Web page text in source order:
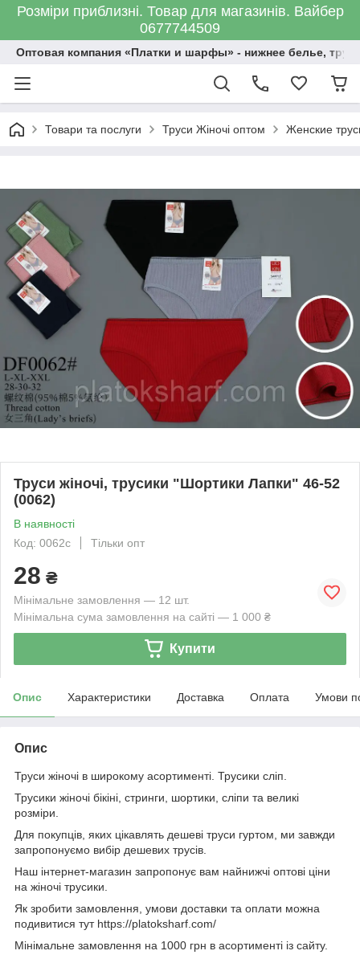
Розміри приблизні. Товар для магазинів. Вайбер
0677744509
Оптовая компания «Платки и шарфы» - нижнее белье,
Товари та послуги Труси Жіночі оптом Женские
Труси жіночі, трусики "Шортики Лапки" 46-52
(0062)
В наявності
Код: 0062с
Тільки опт
28 ₴
Мінімальне замовлення — 12 шт.
Мінімальна сума замовлення на сайті — 1 000 ₴
Купити
Опис Характеристики Доставка Оплата Умови
Опис
Труси жіночі в широкому асортименті. Трусики сліп.
Трусики жіночі бікіні, стринги, шортики, сліпи та великі
розміри.
Для покупців, яких цікавлять дешеві труси гуртом, ми завжди
запропонуємо вибір дешевих трусів.
Наш інтернет-магазин запропонує вам найнижчі оптові ціни
на жіночі трусики.
Як зробити замовлення, умови доставки та оплати можна
подивитися тут https://platoksharf.com/
Мінімальне замовлення на 1000 грн в асортименті із сайту.